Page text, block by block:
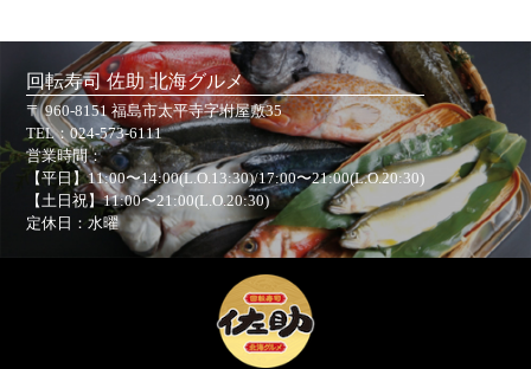
回転寿司 佐助 北海グルメ
〒 960-8151 福島市太平寺字坿屋敷35
TEL：024-573-6111
営業時間：
【平日】11:00〜14:00(L.O.13:30)/17:00〜21:00(L.O.20:30)
【土日祝】11:00〜21:00(L.O.20:30)
定休日：水曜